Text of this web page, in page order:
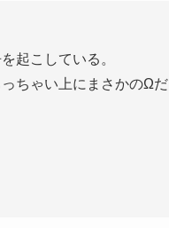
起こしている。
ちゃい上にまさかのΩだ